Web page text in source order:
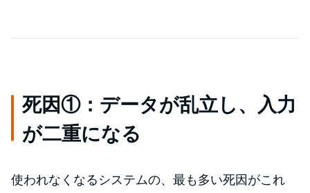
死因①：データが乱立し、入力
が二重になる
使われなくなるシステムの、最も多い死因がこれ